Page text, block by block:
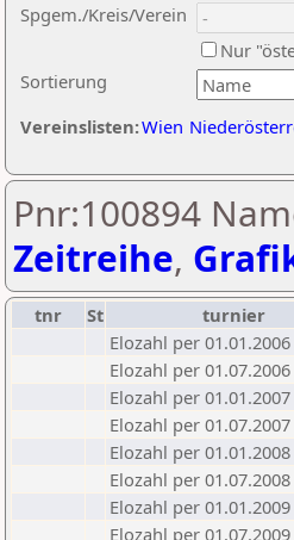
Sortierung
Spgem./Kreis/Verein
Nur
Vereinslisten:Wien
Pnr:100894
Zeitreihe,
tnr St turnier
Elozahl per 01.01.2006
Elozahl per 01.07.2006
Elozahl per 01.01.2007
Elozahl per 01.07.2007
Elozahl per 01.01.2008
Elozahl per 01.07.2008
Elozahl per 01.01.2009
Elozahl per 01.07.2009